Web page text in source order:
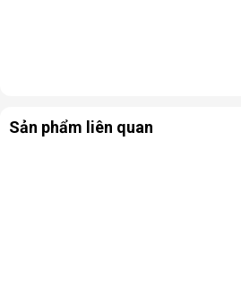
Sản phẩm liên quan